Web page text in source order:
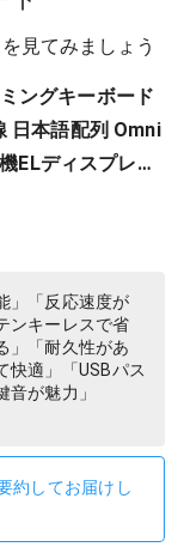
見てみましょう
ングキーボード
日本語配列 Omni
ELディスプレイ
JP 64737
」「反応速度が
ンキーレスで省
」「耐久性があ
快適」「USBパス
が魅力」
約してお届けし